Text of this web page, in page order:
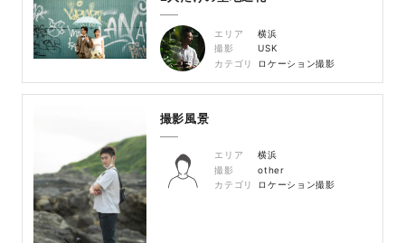
エリア
横浜
撮影
USK
カテゴリ
ロケーション撮影
撮影風景
エリア
横浜
撮影
other
カテゴリ
ロケーション撮影